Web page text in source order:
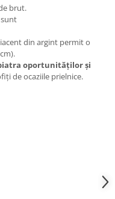
brut.
din argint permit o
oportunităților și
de ocaziile prielnice.